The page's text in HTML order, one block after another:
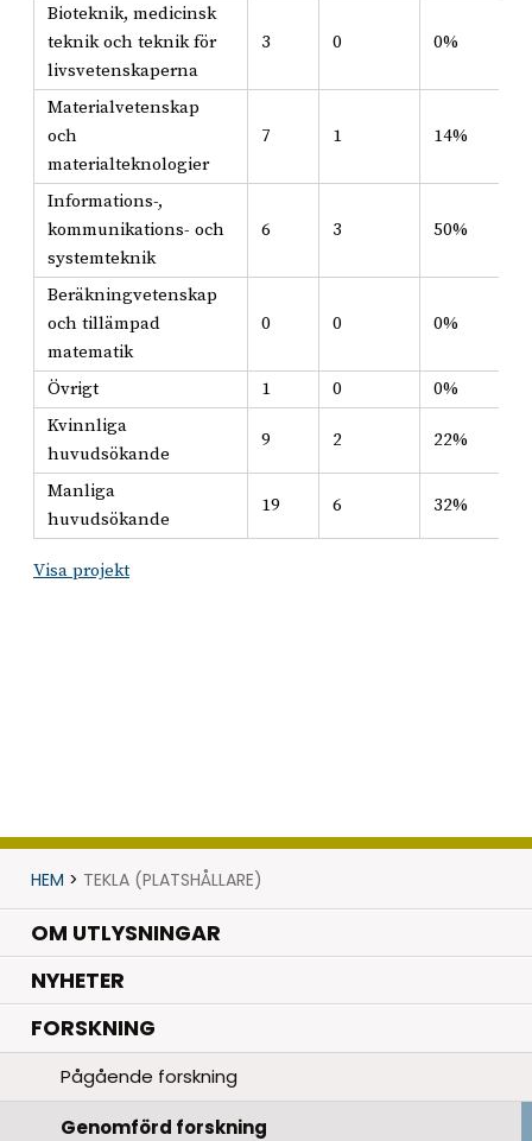
Bioteknik, medicinsk
teknik och teknik för
livsvetenskaperna
3 0 0%
Materialvetenskap
och
materialteknologier
7 1 14%
Informations-,
kommunikations- och
systemteknik
6 3 50%
Beräkningvetenskap
och tillämpad
matematik
0 0 0%
Övrigt 1 0
0%
Kvinnliga
huvudsökande
9 2 22%
Manliga
huvudsökande
19 6 32%
Visa projekt
HEM > TEKLA (PLATSHÅLLARE)
OM UTLYSNINGAR
NYHETER.
FORSKNING.
Pågående forskning
Genomförd forskning